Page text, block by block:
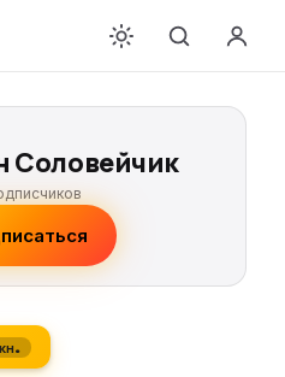
Соловейчик